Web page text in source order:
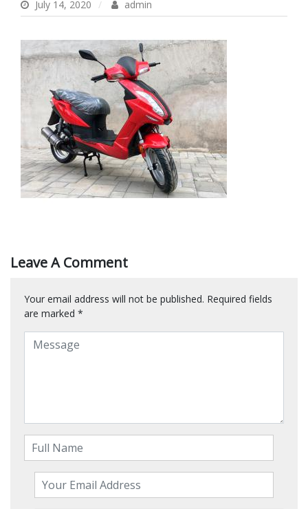
July 14, 2020 admin
Leave A Comment
Your email address will not be published. Required fields
are marked *